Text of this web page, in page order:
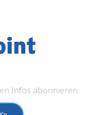
Infos abonnieren